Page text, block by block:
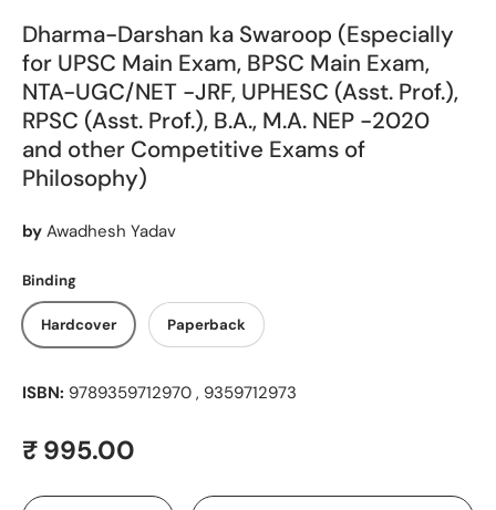
Dharma-Darshan ka Swaroop (Especially
for UPSC Main Exam, BPSC Main Exam,
NTA-UGC/NET -JRF, UPHESC (Asst. Prof.),
RPSC (Asst. Prof.), B.A., M.A. NEP -2020
and other Competitive Exams of
Philosophy)
by Awadhesh Yadav
Binding
Hardcover Paperback
ISBN: 9789359712970 , 9359712973
Regular price
₹ 995.00
Qty